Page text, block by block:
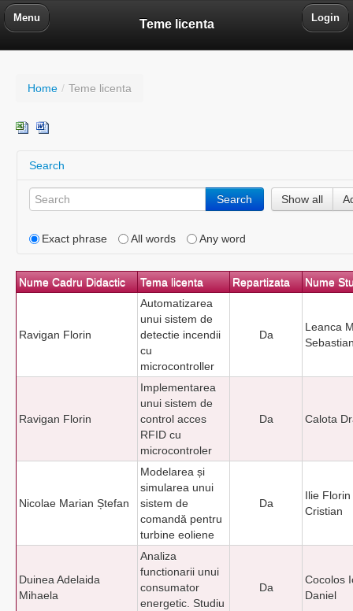
Menu Teme licenta Login
Home / Teme licenta
Search
Search Show all
Exact phrase All words Any word
Nume Cadru Didactic Tema licenta Repartizata Nume
Ravigan Florin
Automatizarea
unui sistem de
detectie incendii
cu
microcontroller
Da
Leanca
Ravigan Florin
Implementarea
unui sistem de
control acces
RFID cu
microcontroler
Da Calota
Nicolae Marian Ștefan
Modelarea și
simularea unui
sistem de
comandă pentru
turbine eoliene
Da
Ilie Florin
Cristian
Duinea Adelaida
Mihaela
Analiza
functionarii unui
consumator
energetic. Studiu
Da
Cocolos
Daniel